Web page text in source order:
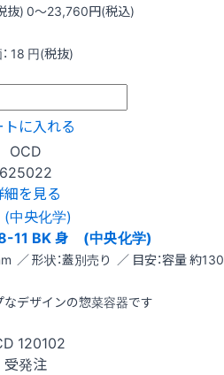
抜)0〜23,760円(税込)
18 円(税抜)
トに入れる
OCD
625022
細を見る
11 BK 身 (中央化学)
／ 形状：蓋別売り ／ 目安：容量 約
デザインの惣菜容器です
120102
受発注